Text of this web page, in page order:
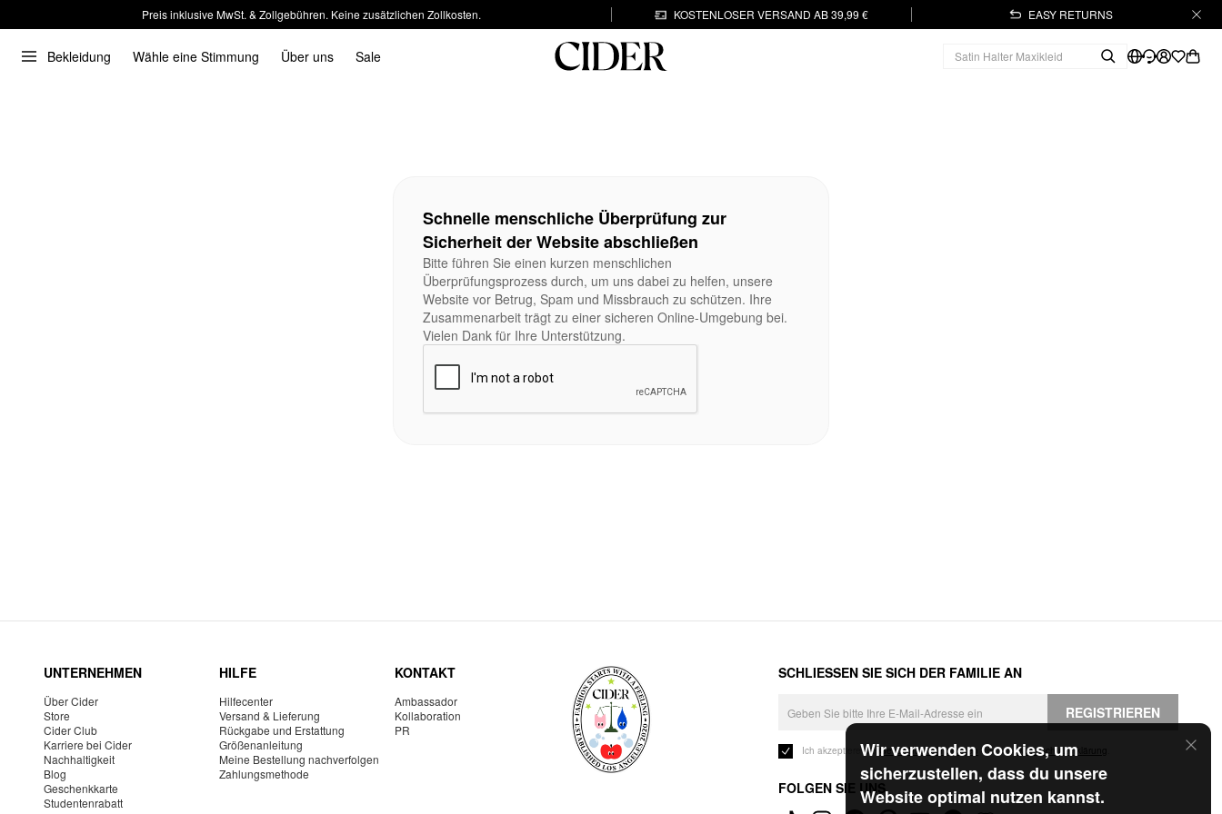
Preis inklusive MwSt. & Zollgebühren. Keine zusätzlichen Zollkosten. KOSTENLOSER VERSAND AB 39,99 € EASY RETURNS
Bekleidung Wähle eine Stimmung Über uns Sale
Wir verwenden Cookies, um
sicherzustellen, dass du unsere
Website optimal nutzen kannst.
Schnelle menschliche Überprüfung zur
Sicherheit der Website abschließen
Bitte führen Sie einen kurzen menschlichen
Überprüfungsprozess durch, um uns dabei zu helfen, unsere
Website vor Betrug, Spam und Missbrauch zu schützen. Ihre
Zusammenarbeit trägt zu einer sicheren Online-Umgebung bei.
Vielen Dank für Ihre Unterstützung.
UNTERNEHMEN
Über Cider
Store
Cider Club
Karriere bei Cider
Nachhaltigkeit
Blog
Geschenkkarte
Studentenrabatt
HILFE
Hilfecenter
Versand & Lieferung
Rückgabe und Erstattung
Größenanleitung
Meine Bestellung nachverfolgen
Zahlungsmethode
KONTAKT
Ambassador
Kollaboration
PR
SCHLIESSEN SIE SICH DER FAMILIE AN
REGISTRIEREN
Ich akzeptiere dieGeschäftsbedingungen und die Datenschutzerklärung
FOLGEN SIE UNS